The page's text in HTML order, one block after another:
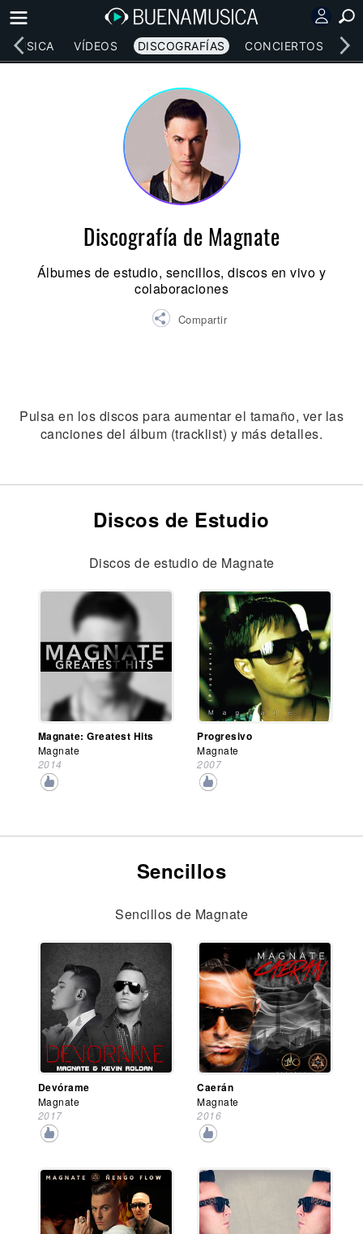
MÚSICA VÍDEOS DISCOGRAFÍAS CONCIERTOS
Discografía de Magnate
Álbumes de estudio, sencillos, discos en vivo y
colaboraciones
Compartir
Pulsa en los discos para aumentar el tamaño, ver las
canciones del álbum (tracklist) y más detalles.
Discos de Estudio
Discos de estudio de Magnate
Magnate: Greatest Hits
Magnate
2014
Progresivo
Magnate
2007
Sencillos
Sencillos de Magnate
Devórame
Magnate
2017
Caerán
Magnate
2016